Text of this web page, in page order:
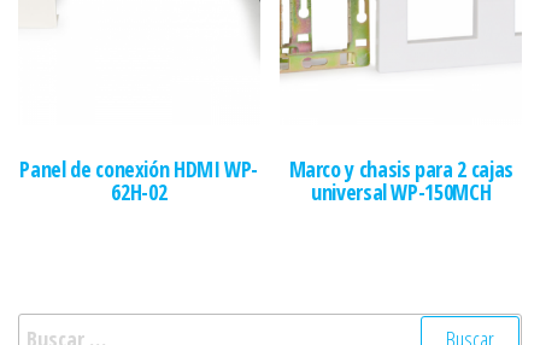
Panel de conexión HDMI WP-
62H-02
Marco y chasis para 2 cajas
universal WP-150MCH
Buscar: